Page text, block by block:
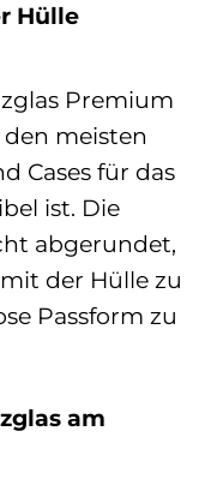
Hülle
Premium
den meisten
Cases für das
ist. Die
abgerundet,
der Hülle zu
Passform zu
am